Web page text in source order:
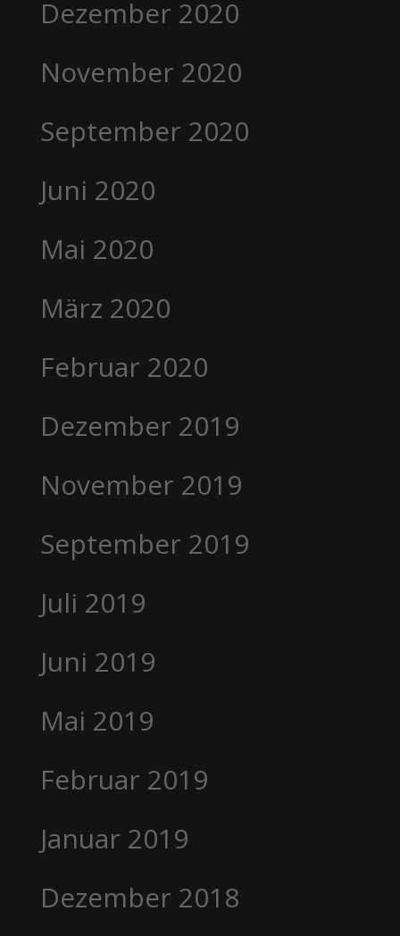
Dezember 2020
November 2020
September 2020
Juni 2020
Mai 2020
März 2020
Februar 2020
Dezember 2019
November 2019
September 2019
Juli 2019
Juni 2019
Mai 2019
Februar 2019
Januar 2019
Dezember 2018